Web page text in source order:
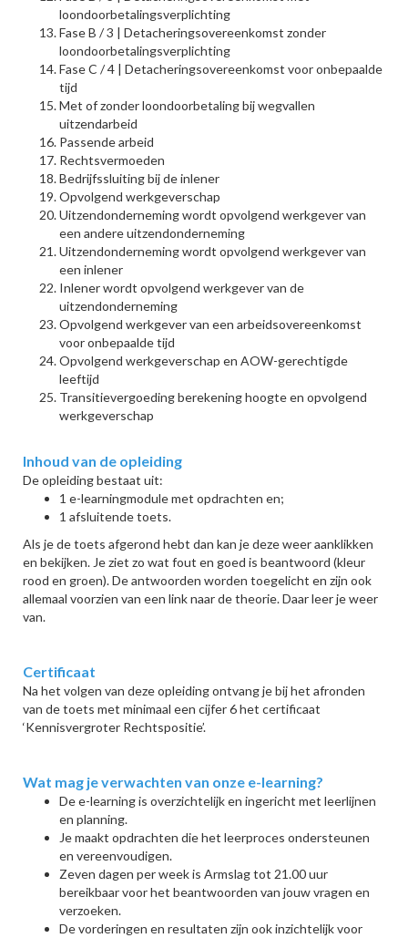
loondoorbetalingsverplichting
Fase B / 3 | Detacheringsovereenkomst zonder
loondoorbetalingsverplichting
Fase C / 4 | Detacheringsovereenkomst voor onbepaalde
tijd
Met of zonder loondoorbetaling bij wegvallen
uitzendarbeid
Passende arbeid
Rechtsvermoeden
Bedrijfssluiting bij de inlener
Opvolgend werkgeverschap
Uitzendonderneming wordt opvolgend werkgever van
een andere uitzendonderneming
Uitzendonderneming wordt opvolgend werkgever van
een inlener
Inlener wordt opvolgend werkgever van de
uitzendonderneming
Opvolgend werkgever van een arbeidsovereenkomst
voor onbepaalde tijd
Opvolgend werkgeverschap en AOW-gerechtigde
leeftijd
Transitievergoeding berekening hoogte en opvolgend
werkgeverschap
Inhoud van de opleiding
De opleiding bestaat uit:
1 e-learningmodule met opdrachten en;
1 afsluitende toets.
Als je de toets afgerond hebt dan kan je deze weer aanklikken
en bekijken. Je ziet zo wat fout en goed is beantwoord (kleur
rood en groen). De antwoorden worden toegelicht en zijn ook
allemaal voorzien van een link naar de theorie. Daar leer je weer
van.
Certificaat
Na het volgen van deze opleiding ontvang je bij het afronden
van de toets met minimaal een cijfer 6 het certificaat
‘Kennisvergroter Rechtspositie’.
Wat mag je verwachten van onze e-learning?
De e-learning is overzichtelijk en ingericht met leerlijnen
en planning.
Je maakt opdrachten die het leerproces ondersteunen
en vereenvoudigen.
Zeven dagen per week is Armslag tot 21.00 uur
bereikbaar voor het beantwoorden van jouw vragen en
verzoeken.
De vorderingen en resultaten zijn ook inzichtelijk voor